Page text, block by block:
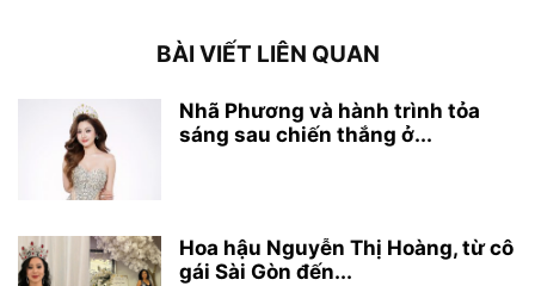
BÀI VIẾT LIÊN QUAN
Nhã Phương và hành trình tỏa
sáng sau chiến thắng ở...
Hoa hậu Nguyễn Thị Hoàng, từ cô
gái Sài Gòn đến...